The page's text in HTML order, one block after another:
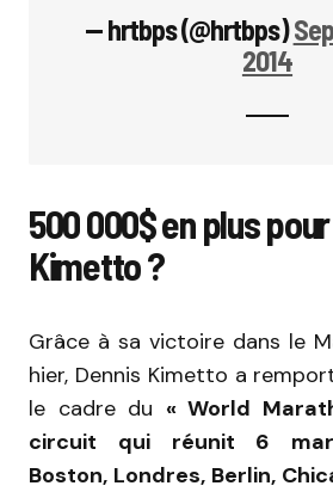
— hrtbps (@hrtbps)
2014
500 000$ en plus
Kimetto ?
Grâce à sa victoire dans le
hier, Dennis Kimetto a
le cadre du « World
circuit qui réunit 6
Boston, Londres, Berlin,